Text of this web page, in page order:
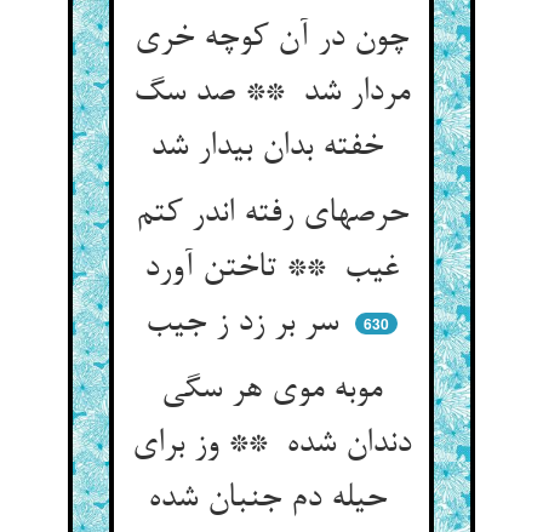
چون در آن کوچه خری
مردار شد ** صد سگ
حرصهای رفته اندر کتم
غیب ** تاختن آورد
سر بر زد ز جیب
630
موبه موی هر سگی
دندان شده ** وز برای
حیله دم جنبان شده